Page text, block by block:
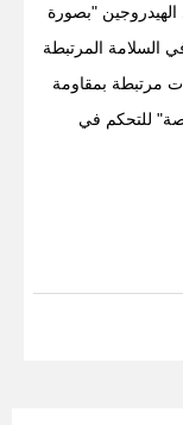
"بصورة
السلامة المرتبطة
مرتبطة بمقاومة
للتحكم في